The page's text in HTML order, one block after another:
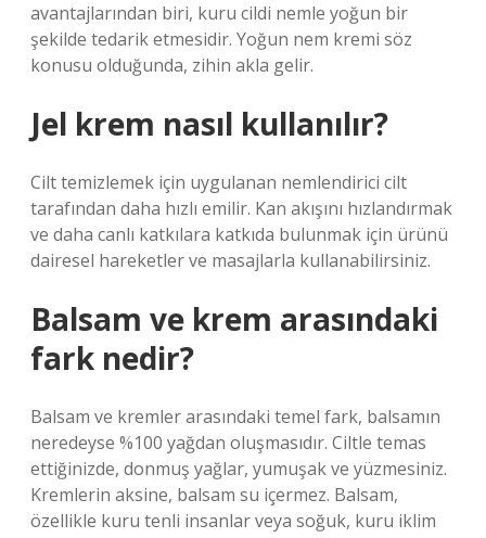
avantajlarından biri, kuru cildi nemle yoğun bir
şekilde tedarik etmesidir. Yoğun nem kremi söz
konusu olduğunda, zihin akla gelir.
Jel krem nasıl kullanılır?
Cilt temizlemek için uygulanan nemlendirici cilt
tarafından daha hızlı emilir. Kan akışını hızlandırmak
ve daha canlı katkılara katkıda bulunmak için ürünü
dairesel hareketler ve masajlarla kullanabilirsiniz.
Balsam ve krem arasındaki
fark nedir?
Balsam ve kremler arasındaki temel fark, balsamın
neredeyse %100 yağdan oluşmasıdır. Ciltle temas
ettiğinizde, donmuş yağlar, yumuşak ve yüzmesiniz.
Kremlerin aksine, balsam su içermez. Balsam,
özellikle kuru tenli insanlar veya soğuk, kuru iklim